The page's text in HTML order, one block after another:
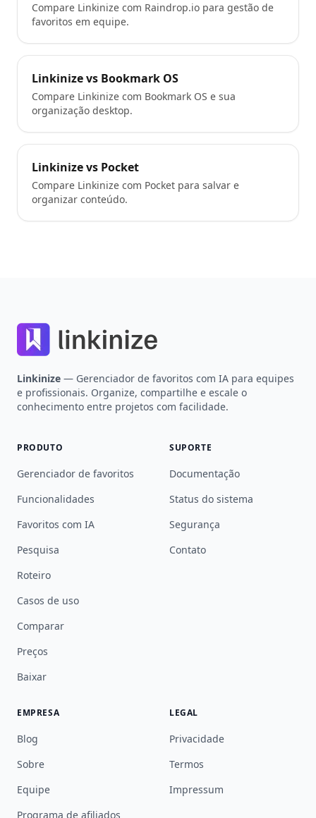
Compare Linkinize com Raindrop.io para gestão de
favoritos em equipe.
Linkinize vs Bookmark OS
Compare Linkinize com Bookmark OS e sua
organização desktop.
Linkinize vs Pocket
Compare Linkinize com Pocket para salvar e
organizar conteúdo.
Linkinize — Gerenciador de favoritos com IA para equipes
e profissionais. Organize, compartilhe e escale o
conhecimento entre projetos com facilidade.
PRODUTO
Gerenciador de favoritos
Funcionalidades
Favoritos com IA
Pesquisa
Roteiro
Casos de uso
Comparar
Preços
Baixar
SUPORTE
Documentação
Status do sistema
Segurança
Contato
EMPRESA
Blog
Sobre
Equipe
Programa de afiliados
LEGAL
Privacidade
Termos
Impressum